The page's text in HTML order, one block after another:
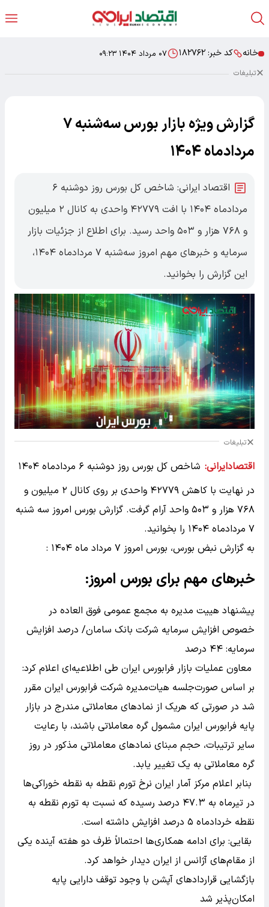
خانه کد خبر: ۱۸۲۷۶۲ ۰۷ مرداد ۱۴۰۴ ۰۹:۲۳
تبلیغات
گزارش ویژه بازار بورس سه‌شنبه ۷
مردادماه ۱۴۰۴
اقتصاد ایرانی: شاخص کل بورس روز دوشنبه ۶
مردادماه ۱۴۰۴ با افت ۴۲۷۷۹ واحدی به کانال ۲ میلیون
و ۷۶۸ هزار و ۵۰۳ واحد رسید. برای اطلاع از جزئیات بازار
سرمایه و خبرهای مهم امروز سه‌شنبه ۷ مردادماه ۱۴۰۴،
این گزارش را بخوانید.
تبلیغات
اقتصادایرانی:
شاخص کل بورس روز دوشنبه ۶ مردادماه ۱۴۰۴
در نهایت با کاهش ۴۲۷۷۹ واحدی بر روی کانال ۲ میلیون و
۷۶۸ هزار و ۵۰۳ واحد آرام گرفت. گزارش بورس امروز سه شنبه
۷ مردادماه ۱۴۰۴ را بخوانید.
به گزارش نبض بورس، بورس امروز ۷ مرداد ماه ۱۴۰۴ :
خبر‌های مهم برای بورس امروز:
پیشنهاد هییت مدیره به مجمع عمومی فوق العاده در
خصوص افزایش سرمایه شرکت بانک سامان/ درصد افزایش
سرمایه: ۴۴ درصد
معاون عملیات بازار فرابورس ایران طی اطلاعیه‌ای اعلام کرد:
بر اساس صورت‌جلسه هیات‌مدیره شرکت فرابورس ایران مقرر
شد در صورتی که هریک از نماد‌های معاملاتی مندرج در بازار
پایه فرابورس ایران مشمول گره معاملاتی باشند، با رعایت
سایر ترتیبات، حجم مبنای نماد‌های معاملاتی مذکور در روز
گره معاملاتی به یک تغییر یابد.
بنابر اعلام مرکز آمار ایران نرخ تورم نقطه به نقطه خوراکی‌ها
در تیرماه به ۴۷.۳ درصد رسیده که نسبت به تورم نقطه به
نقطه خردادماه ۵ درصد افزایش داشته است.
بقایی: برای ادامه همکاری‌ها احتمالاً ظرف دو هفته آینده یکی
از مقام‌های آژانس از ایران دیدار خواهد کرد.
بازگشایی قرارداد‌های آپشن با وجود توقف دارایی پایه
امکان‌پذیر شد